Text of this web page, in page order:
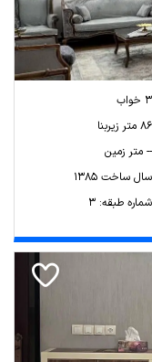
3 خواب
86 متر زیربنا
-- متر زمین
سال ساخت 1385
شماره طبقه: 3